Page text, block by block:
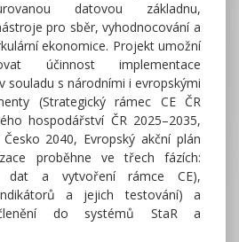
datovou základnu,
pro sběr, vyhodnocování a
ekonomice. Projekt umožní
účinnost implementace
souladu s národními i evropskými
(Strategický rámec CE ČR
hospodářství ČR 2025–2035,
2040, Evropský akční plán
proběhne ve třech fázích:
dat a vytvoření rámce CE),
a jejich testování) a
do systémů StaR a